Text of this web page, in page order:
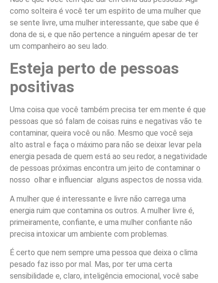
como solteira é você ter um espírito de uma mulher que
se sente livre, uma mulher interessante, que sabe que é
dona de si, e que não pertence a ninguém apesar de ter
um companheiro ao seu lado.
Esteja perto de pessoas
positivas
Uma coisa que você também precisa ter em mente é que
pessoas que só falam de coisas ruins e negativas vão te
contaminar, queira você ou não. Mesmo que você seja
alto astral e faça o máximo para não se deixar levar pela
energia pesada de quem está ao seu redor, a negatividade
de pessoas próximas encontra um jeito de contaminar o
nosso olhar e influenciar alguns aspectos de nossa vida.
A mulher que é interessante e livre não carrega uma
energia ruim que contamina os outros. A mulher livre é,
primeiramente, confiante, e uma mulher confiante não
precisa intoxicar um ambiente com problemas.
É certo que nem sempre uma pessoa que deixa o clima
pesado faz isso por mal. Mas, por ter uma certa
sensibilidade e, claro, inteligência emocional, você sabe